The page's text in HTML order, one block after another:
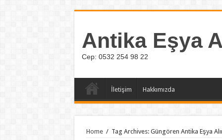
Antika Eşya
Cep: 0532 254 98 22
İletişim Hakkımızda
Home / Tag Archives: Güngören Antika Eşya